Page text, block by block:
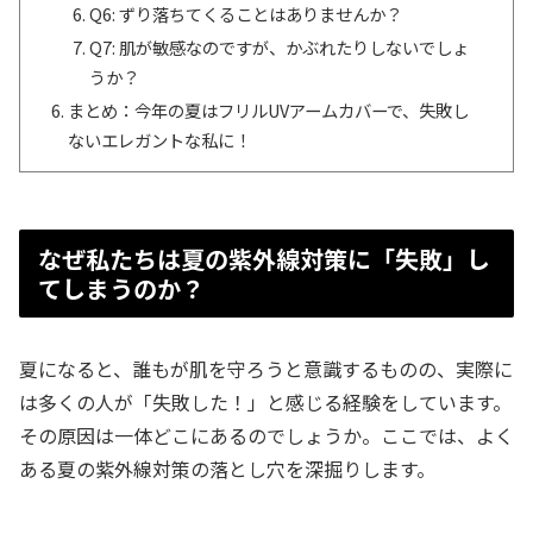
Q6: ずり落ちてくることはありませんか？
Q7: 肌が敏感なのですが、かぶれたりしないでしょ
うか？
まとめ：今年の夏はフリルUVアームカバーで、失敗し
ないエレガントな私に！
なぜ私たちは夏の紫外線対策に「失敗」し
てしまうのか？
夏になると、誰もが肌を守ろうと意識するものの、実際に
は多くの人が「失敗した！」と感じる経験をしています。
その原因は一体どこにあるのでしょうか。ここでは、よく
ある夏の紫外線対策の落とし穴を深掘りします。